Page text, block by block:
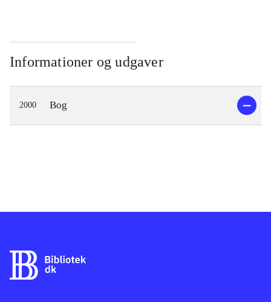
Informationer og udgaver
2000 Bog